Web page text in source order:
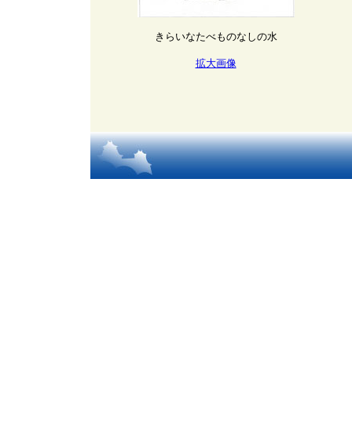
きらいなたべものなしの水
拡大画像